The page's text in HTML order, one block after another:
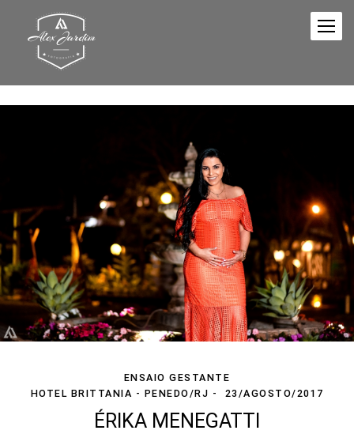
ENSAIO GESTANTE
HOTEL BRITTANIA - PENEDO/RJ
23/AGOSTO/2017
ÉRIKA MENEGATTI